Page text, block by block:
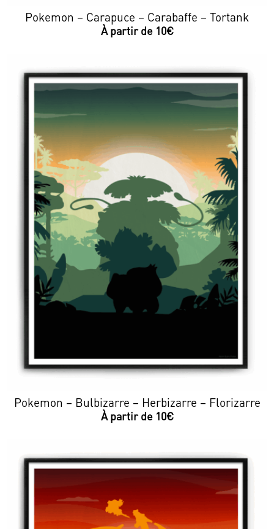
Pokemon – Carapuce – Carabaffe – Tortank
Pokemon – Bulbizarre – Herbizarre – Florizarre